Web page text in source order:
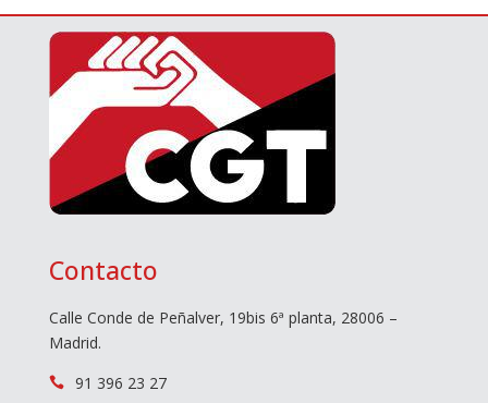
Contacto
Calle Conde de Peñalver, 19bis 6ª planta, 28006 –
Madrid.
 91 396 23 27